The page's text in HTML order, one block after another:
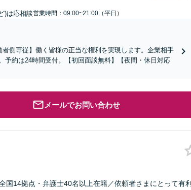
)は応相談営業時間：09:00~21:00（平日）
側専従】働く皆様の正当な権利を実現します。企業相手
約は24時間受付。【初回面談無料】【夜間・休日対応
メールでお問い合わせ
14拠点・弁護士40名以上在籍／依頼者さまにとって有利